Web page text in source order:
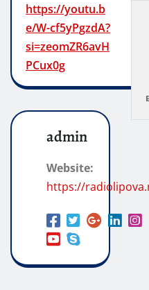
https://youtu.b
e/W-cf5yPgzdA?
si=zeomZR6avH
PCux0g
admin
Website:
https://